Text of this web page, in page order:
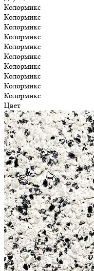
Колормикс
Колормикс
Колормикс
Колормикс
Колормикс
Колормикс
Колормикс
Колормикс
Колормикс
Колормикс
Цвет